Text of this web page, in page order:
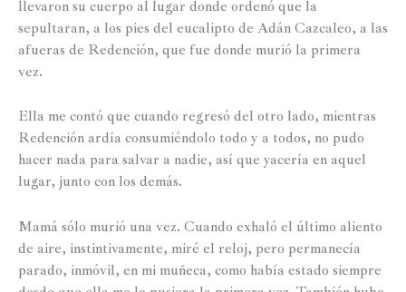
llevaron su cuerpo al lugar donde ordenó que la
sepultaran, a los pies del eucalipto de Adán Cazcaleo, a las
afueras de Redención, que fue donde murió la primera
vez.
Ella me contó que cuando regresó del otro lado, mientras
Redención ardía consumiéndolo todo y a todos, no pudo
hacer nada para salvar a nadie, así que yacería en aquel
lugar, junto con los demás.
Mamá sólo murió una vez. Cuando exhaló el último aliento
de aire, instintivamente, miré el reloj, pero permanecía
parado, inmóvil, en mi muñeca, como había estado siempre